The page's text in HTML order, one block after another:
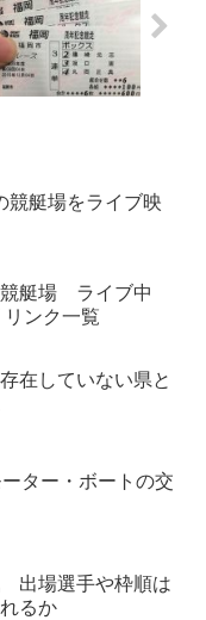
競艇場をライブ映
競艇場 ライブ中
ンク一覧
在していない県と
ター・ボートの交
出場選手や枠順は
るか